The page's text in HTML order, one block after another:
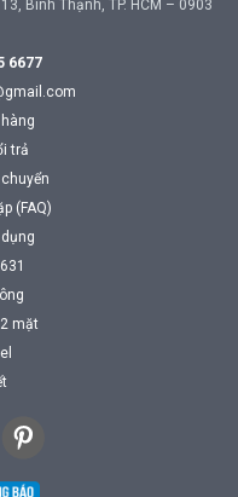
Bình Thạnh, TP. HCM – 0903
6677
trả
(FAQ)
mặt